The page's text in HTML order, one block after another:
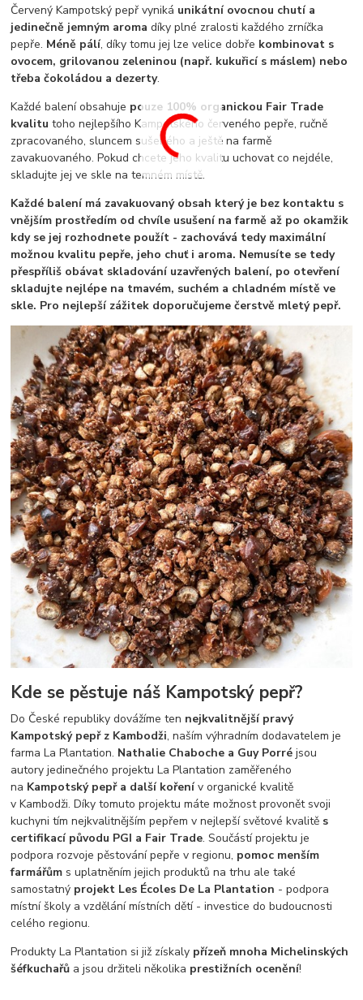
Červený Kampotský pepř vyniká unikátní ovocnou chutí a
jedinečně jemným aroma díky plné zralosti každého zrníčka
pepře. Méně pálí, díky tomu jej lze velice dobře kombinovat s
ovocem, grilovanou zeleninou (např. kukuřicí s máslem) nebo
třeba čokoládou a dezerty.
Každé balení obsahuje pouze 100% organickou Fair Trade
kvalitu toho nejlepšího Kampotského červeného pepře, ručně
zpracovaného, sluncem sušeného a ještě na farmě
zavakuovaného. Pokud chcete jeho kvalitu uchovat co nejdéle,
skladujte jej ve skle na temném místě.
Každé balení má zavakuovaný obsah který je bez kontaktu s
vnějším prostředím od chvíle usušení na farmě až po okamžik
kdy se jej rozhodnete použít - zachovává tedy maximální
možnou kvalitu pepře, jeho chuť i aroma. Nemusíte se tedy
přespříliš obávat skladování uzavřených balení, po otevření
skladujte nejlépe na tmavém, suchém a chladném místě ve
skle. Pro nejlepší zážitek doporučujeme čerstvě mletý pepř.
Kde se pěstuje náš Kampotský pepř?
Do České republiky dovážíme ten nejkvalitnější pravý
Kampotský pepř z Kambodži, naším výhradním dodavatelem je
farma La Plantation. Nathalie Chaboche a Guy Porré jsou
autory jedinečného projektu La Plantation zaměřeného
na Kampotský pepř a další kořenív organické kvalitě
v Kambodži. Díky tomuto projektu máte možnost provonět svoji
kuchyni tím nejkvalitnějším pepřem v nejlepší světové kvalitě s
certifikací původu PGI a Fair Trade. Součástí projektu je
podpora rozvoje pěstování pepře v regionu, pomoc menším
farmářům s uplatněním jejich produktů na trhu ale také
samostatný projekt Les Écoles De La Plantation - podpora
místní školy a vzdělání místních dětí - investice do budoucnosti
celého regionu.
Produkty La Plantation si již získaly přízeň mnoha Michelinských
šéfkuchařů a jsou držiteli několika prestižních ocenění!